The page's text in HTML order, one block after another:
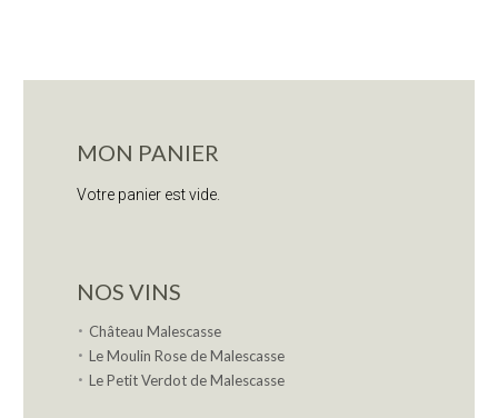
MON PANIER
Votre panier est vide.
NOS VINS
Château Malescasse
Le Moulin Rose de Malescasse
Le Petit Verdot de Malescasse